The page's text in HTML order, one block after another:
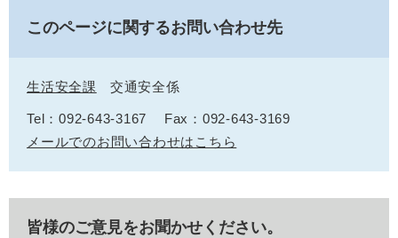
このページに関するお問い合わせ先
生活安全課 交通安全係
Tel：092-643-3167
Fax：092-643-3169
メールでのお問い合わせはこちら
皆様のご意見をお聞かせください。